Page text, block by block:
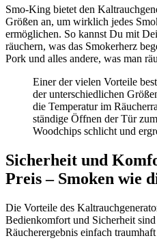
Smo-King bietet den
Größen an, um wirklich jedes
ermöglichen. So kannst Du mit
räuchern, was das Smokerherz
Pork und alles andere, was man
Einer der vielen Vorteile
der unterschiedlichen
die Temperatur im
ständige Öffnen der Tür
Woodchips schlicht und
Sicherheit und
Preis – Smoken wie
Die Vorteile des
Bedienkomfort und Sicherheit
Räucherergebnis einfach